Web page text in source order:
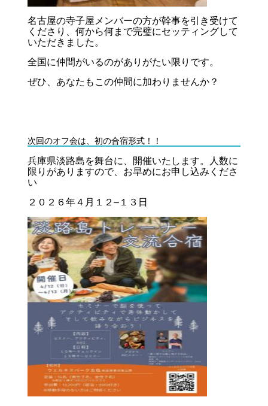
名古屋の寺子屋メンバーの方が幹事を引き受けて
くださり、何から何まで完璧にセッティングして
いただきました。
全国に仲間がいるのがありがたい限りです。
ぜひ、あなたもこの仲間に加わりませんか？
次回のオフ会は、初の合宿形式！！
兵庫県淡路島を舞台に、開催いたします。人数に
限りがありますので、お早めにお申し込みくださ
い
２０２６年４月１２– １３日